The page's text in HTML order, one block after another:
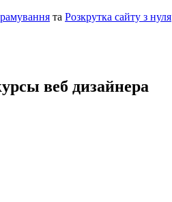
та Розкрутка сайту з нуля
веб дизайнера